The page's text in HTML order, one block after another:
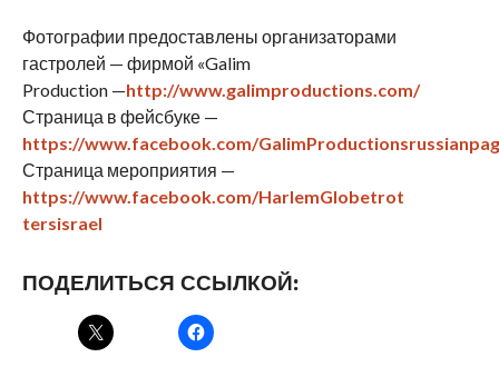
Фотографии предоставлены организаторами
гастролей — фирмой «Galim
Production—http://www.galimproductions.com/
Страница в фейсбуке —
https://www.facebook.com/
Страница мероприятия —
https://www.facebook.com/HarlemGlobetrot
tersisrael
ПОДЕЛИТЬСЯ ССЫЛКОЙ: